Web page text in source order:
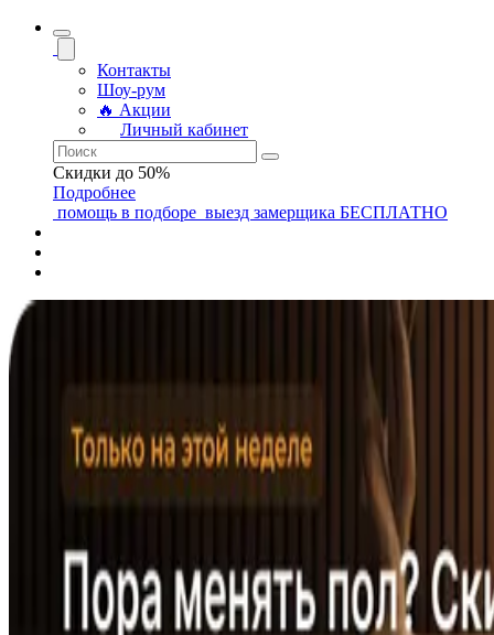
Контакты
Шоу-рум
🔥 Акции
Личный кабинет
Скидки до 50%
Подробнее
помощь в подборе выезд замерщика БЕСПЛАТНО